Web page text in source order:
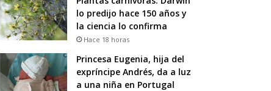
lo predijo hace 150 años y
la ciencia lo confirma
Hace 18 horas
Princesa Eugenia, hija del
expríncipe Andrés, da a luz
a una niña en Portugal